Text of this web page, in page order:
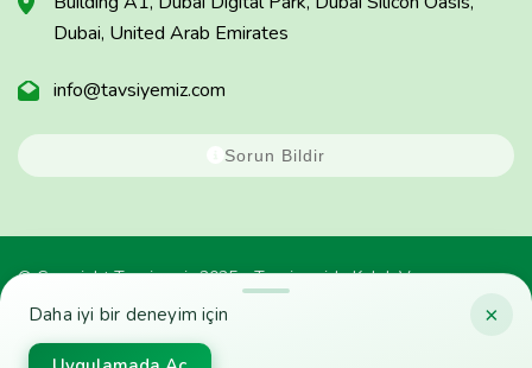
×
Daha iyi bir deneyim için
Dubai, United Arab Emirates
info@tavsiyemiz.com
Sorun Bildir
© Copyright Tavsiyemiz 2025 - Tavsiyemiz'e Kulak Ver